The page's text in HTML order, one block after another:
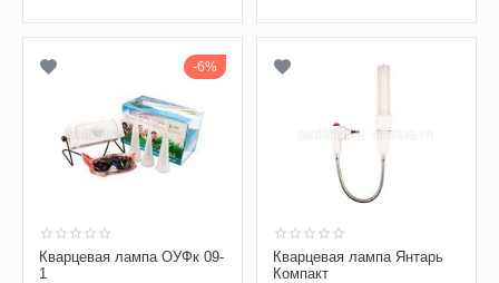
6%
Кварцевая лампа ОУФк 09-
1
Кварцевая лампа Янтарь
Компакт